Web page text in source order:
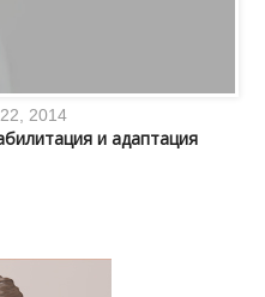
2014
и адаптация